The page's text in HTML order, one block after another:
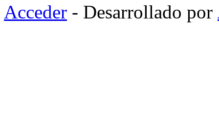
Acceder - Desarrollado por